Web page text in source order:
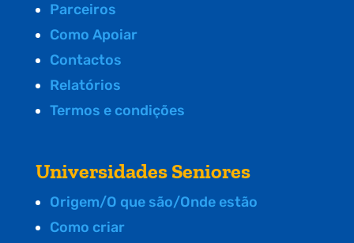
Parceiros
Como Apoiar
Contactos
Relatórios
Termos e condições
Universidades Seniores
Origem/O que são/Onde estão
Como criar